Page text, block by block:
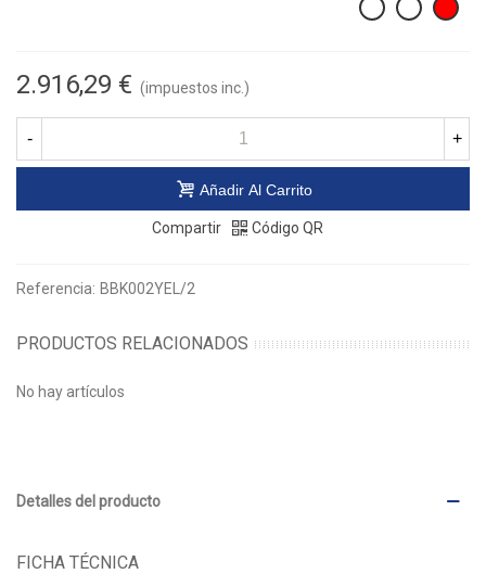
2.916,29 € (impuestos inc.)
- +
Añadir Al Carrito
Compartir Código QR
Referencia: BBK002YEL/2
PRODUCTOS RELACIONADOS
No hay artículos
Detalles del producto
FICHA TÉCNICA